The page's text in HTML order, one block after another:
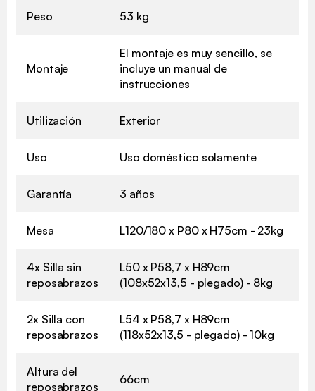
Peso 53 kg
Montaje
El montaje es muy sencillo, se
incluye un manual de
instrucciones
Utilización Exterior
Uso Uso doméstico solamente
Garantía 3 años
Mesa L120/180 x P80 x H75cm - 23kg
4x Silla sin
reposabrazos
L50 x P58,7 x H89cm
(108x52x13,5 - plegado) - 8kg
2x Silla con
reposabrazos
L54 x P58,7 x H89cm
(118x52x13,5 - plegado) - 10kg
Altura del
reposabrazos
66cm